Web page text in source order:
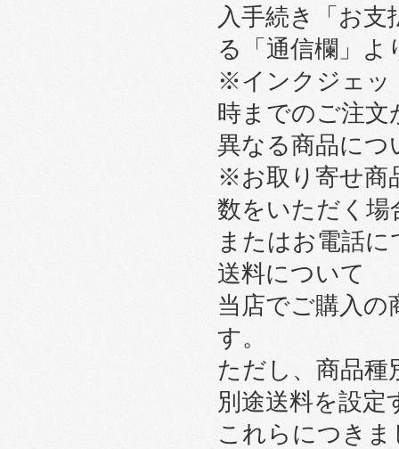
入手続き「お
る「通信欄」
※インクジェッ
時までのご注文
異なる商品につ
※お取り寄せ商
数をいただく場
またはお電話
送料について
当店でご購入の
す。
ただし、商品種
別途送料を設定
これらにつき